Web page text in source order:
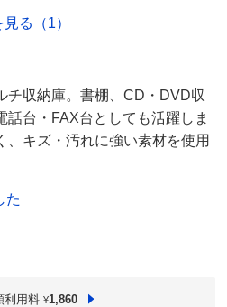
る（1）
チ収納庫。書棚、CD・DVD収
話台・FAX台としても活躍しま
、キズ・汚れに強い素材を使用
た
利用料 ¥1,860